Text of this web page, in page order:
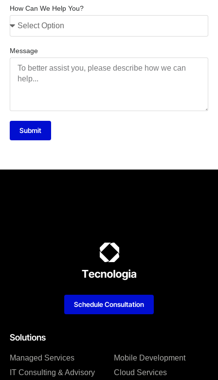
How Can We Help You?
Message
Submit
Solutions
Managed Services
IT Consulting & Advisory
Mobile Development
Cloud Services
Schedule Consultation